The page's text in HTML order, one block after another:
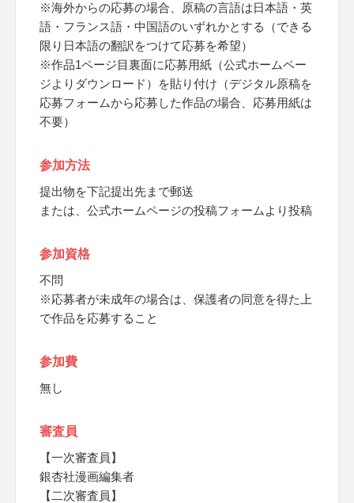
※海外からの応募の場合、原稿の言語は日本語・英
語・フランス語・中国語のいずれかとする（できる
限り日本語の翻訳をつけて応募を希望）
※作品1ページ目裏面に応募用紙（公式ホームペー
ジよりダウンロード）を貼り付け（デジタル原稿を
応募フォームから応募した作品の場合、応募用紙は
不要）
参加方法
提出物を下記提出先まで郵送
または、公式ホームページの投稿フォームより投稿
参加資格
不問
※応募者が未成年の場合は、保護者の同意を得た上
で作品を応募すること
参加費
無し
審査員
【一次審査員】
銀杏社漫画編集者
【二次審査員】